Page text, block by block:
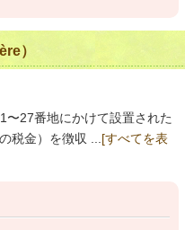
）
27番地にかけて設置された
税金）を徴収 ... [すべてを表